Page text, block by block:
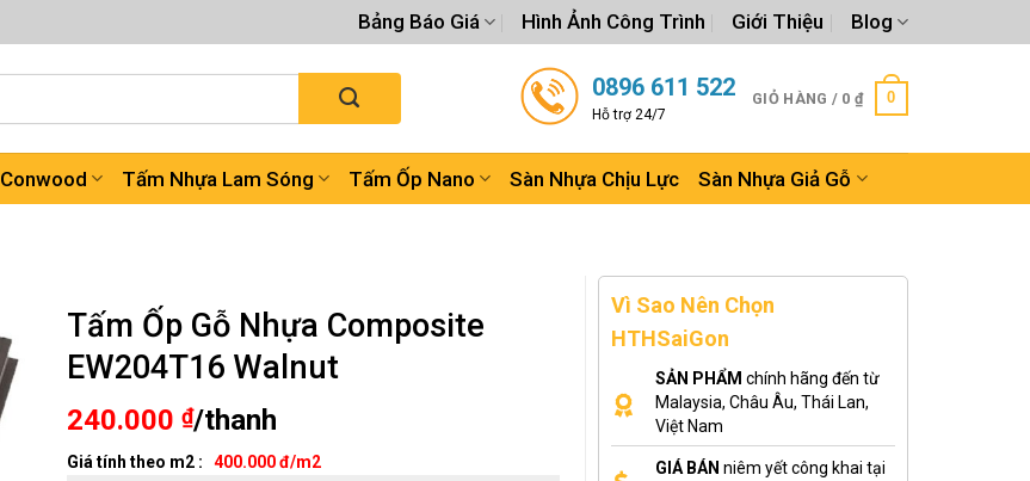
Bảng Báo Giá Hình Ảnh Công Trình Giới Thiệu Blog
0896 611 522
Hỗ trợ 24/7
GIỎ HÀNG / 0 ₫ 0
Conwood Tấm Nhựa Lam Sóng Tấm Ốp Nano Sàn Nhựa Chịu Lực Sàn Nhựa Giả Gỗ
Vì Sao Nên Chọn
HTHSaiGon
SẢN PHẨM chính hãng đến từ
Malaysia, Châu Âu, Thái Lan,
Việt Nam
GIÁ BÁN niêm yết công khai tại
Tấm Ốp Gỗ Nhựa Composite
EW204T16 Walnut
240.000 ₫/thanh
Giá tính theo m2 : 400.000 đ/m2